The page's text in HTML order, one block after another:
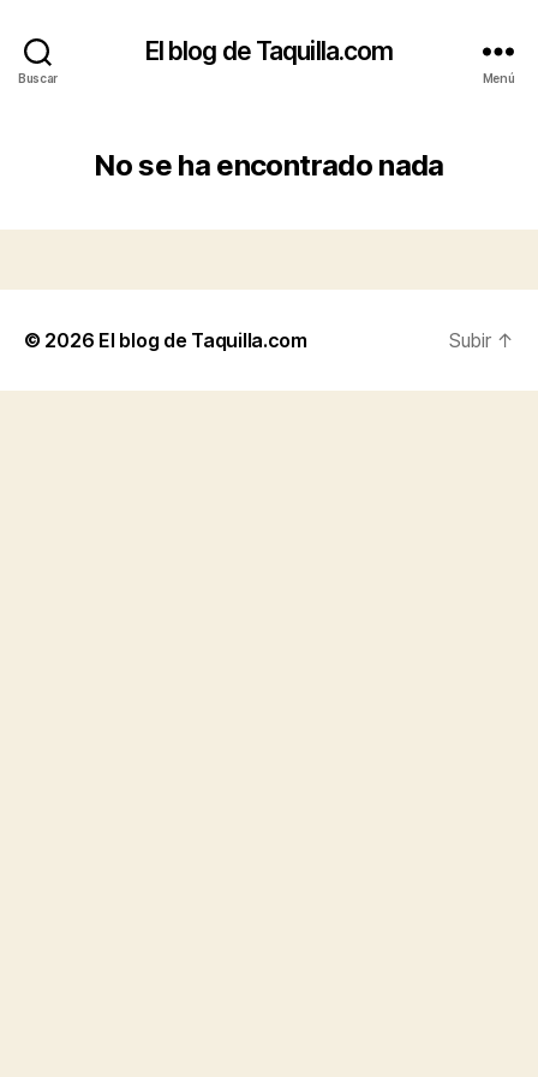
Buscar
El blog de Taquilla.com
Menú
No se ha encontrado nada
© 2026 El blog de Taquilla.com Subir ↑